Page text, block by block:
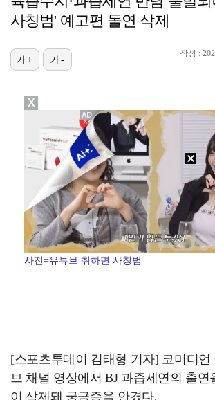
'황정민 스토킹 혐의' A씨 11일
[ST포토] 이강인, 환하게 웃으며
[ST포토] 이강인, 이적 후 밝아진
[ST포토] 오픈트레이닝 나서는
[ST포토] 호세 히메네스, 한국 팬
사칭범' 예고편 돌연 삭제
작성 :
가+ 가-
사진=유튜브 취하면 사칭범
[스포츠투데이 김태형 기자] 코미디언
브 채널 영상에서 BJ 과즙세연의 출연
이 삭제돼 궁금증을 안겼다.
X